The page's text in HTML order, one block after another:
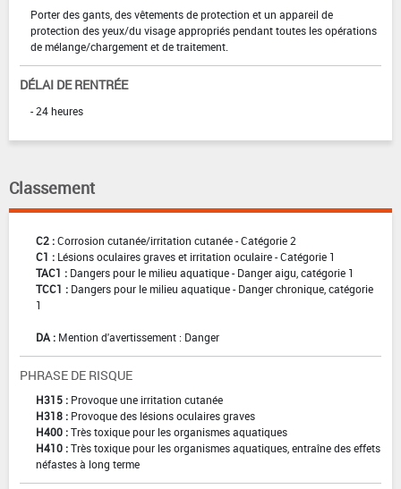
Porter des gants, des vêtements de protection et un appareil de
protection des yeux/du visage appropriés pendant toutes les opérations
de mélange/chargement et de traitement.
DÉLAI DE RENTRÉE
- 24 heures
Classement
C2 :Corrosion cutanée/irritation cutanée - Catégorie 2
C1 : Lésions oculaires graves et irritation oculaire - Catégorie 1
TAC1 : Dangers pour le milieu aquatique - Danger aigu, catégorie 1
TCC1 : Dangers pour le milieu aquatique - Danger chronique, catégorie
1
DA : Mention d'avertissement : Danger
PHRASE DE RISQUE
H315 : Provoque une irritation cutanée
H318 : Provoque des lésions oculaires graves
H400 :Très toxique pour les organismes aquatiques
H410 :Très toxique pour les organismes aquatiques, entraîne des effets
néfastes à long terme